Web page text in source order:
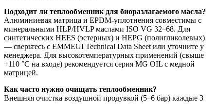
Подходит ли теплообменник для биоразлагаемого масла?
Алюминиевая матрица и EPDM-уплотнения совместимы с
минеральными HLP/HVLP маслами ISO VG 32–68. Для
синтетических HEES (эстерных) и HEPG (полигликолевых)
— сверьтесь с EMMEGI Technical Data Sheet или уточните у
менеджера. Для высокотемпературных применений (свыше
+110 °C на входе) рекомендуется серия MG OIL с медной
матрицей.
Как часто нужно очищать теплообменник?
Внешняя очистка воздушной продувкой (5–6 бар) каждые 3